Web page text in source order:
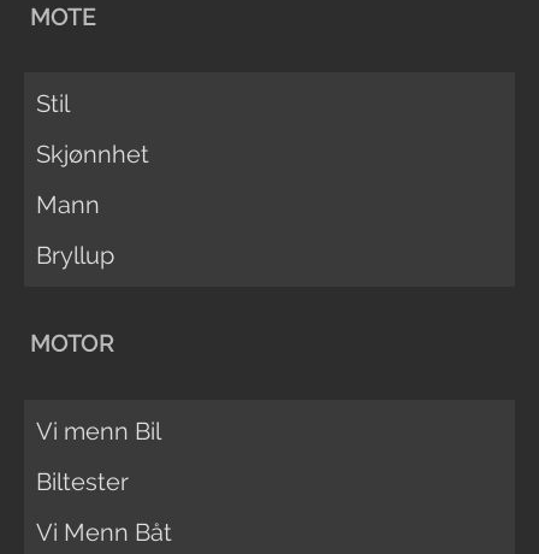
MOTE
Stil
Skjønnhet
Mann
Bryllup
MOTOR
Vi menn Bil
Biltester
Vi Menn Båt